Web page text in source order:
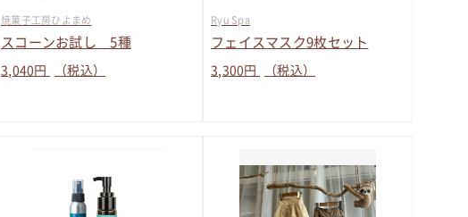
焼菓子工房ひよまめ
スコーンお試し 5種
3,040円 （税込）
Ryu Spa
フェイスマスク9枚セット
3,300円 （税込）